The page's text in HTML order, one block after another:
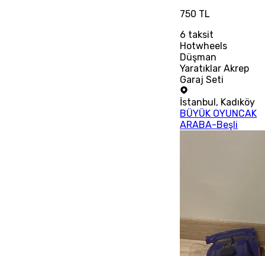
750 TL
6 taksit
Hotwheels
Düşman
Yaratıklar Akrep
Garaj Seti
İstanbul , Kadıköy
BÜYÜK OYUNCAK
ARABA-Beşli